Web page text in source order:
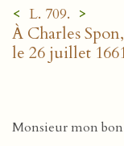
< L. 709. >
À Charles Spon,
le 26 juillet
Monsieur mon